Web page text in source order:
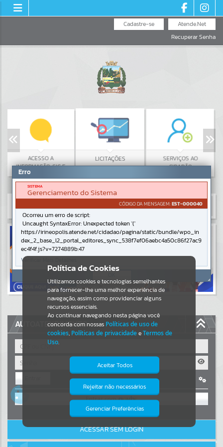
Atende.Net
Cadastre-se
Recuperar Senha
ACESSO A
INFORMAÇÃO: SIC E
LAI
LICITAÇÕES
SERVIÇOS AO
CIDADÃO
Resultados para""
Portais
Por favor, aguarde...
NOTÍCIAS
Por favor, aguarde...
Por favor, aguarde...
Por favor, aguarde...
AUTOATENDIMENTO
OU
Cadastre-se|Recuperar Senha
ACESSAR SEM LOGIN
Política de Cookies
Utilizamos cookies e tecnologias semelhantes
para fornecer-lhe uma melhor experiência de
navegação, assim como providenciar alguns
recursos essenciais.
Ao continuar navegando nesta página você
concorda com nossas Políticas de uso de
cookies, Políticas de privacidadeeTermos de
Uso.
Aceitar Todos
Rejeitar não necessários
Gerenciar Preferências
Isto significa que diversos recursos
providenciados poderão não estar
Erro
SISTEMA
Gerenciamento do Sistema
CÓDIGO DA MENSAGEM:EST-000040
Ocorreu um erro de script:
Uncaught SyntaxError: Unexpected token '('
https://irineopolis.atende.net/cidadao/pagina/static/bundle/wpo_in
dex_2_base_l2_portal_editores_sync_538f7ef06aebc4a50c86f27ac9
ec4f4f.js?v=7274889b:47
Verificar Mais Detalhes